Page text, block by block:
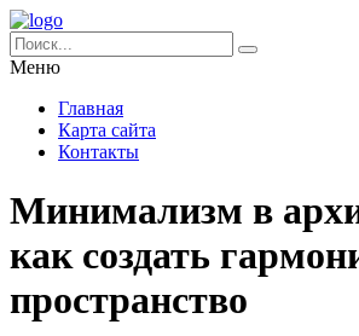
Меню
Главная
Карта сайта
Контакты
Минимализм в
как создать
пространство